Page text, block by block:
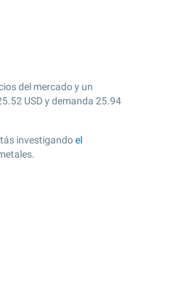
del mercado y un
USD y demanda 25.94
investigandoel